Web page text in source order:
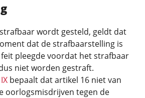
wordt gesteld, geldt dat
dat de strafbaarstelling is
feit pleegde voordat het strafbaar
niet worden gestraft.
bepaalt dat artikel 16 niet van
oorlogsmisdrijven tegen de